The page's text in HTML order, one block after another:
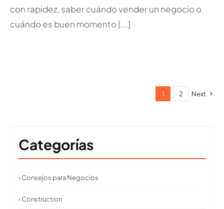
con rapidez, saber cuándo vender un negocio o
cuándo es buen momento [...]
1 2 Next
Categorías
› Consejos para Negocios
› Construction